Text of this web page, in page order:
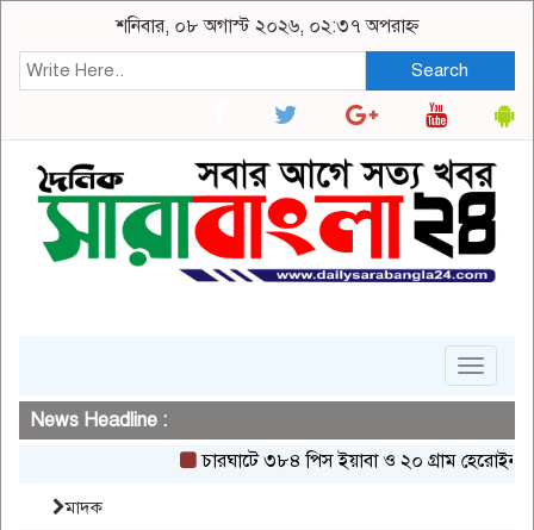
শনিবার, ০৮ অগাস্ট ২০২৬, ০২:৩৭ অপরাহ্ন
Search
Toggle
News Headline :
চারঘাটে ৩৮৪ পিস ইয়াবা ও ২০ গ্রাম হেরোইনসহ একজন
মাদক